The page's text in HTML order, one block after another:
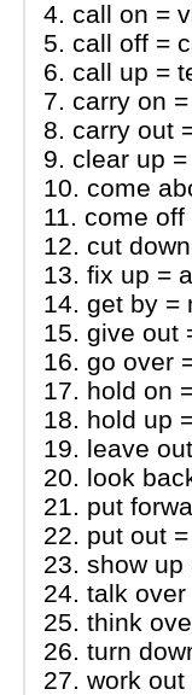
4. call on =
5. call off =
6. call up =
7. carry on
8. carry out
9. clear up
10. come
11. come
12. cut
13. fix up =
14. get by =
15. give out
16. go over
17. hold on
18. hold up
19. leave
20. look
21. put
22. put out
23. show up
24. talk
25. think
26. turn
27. work